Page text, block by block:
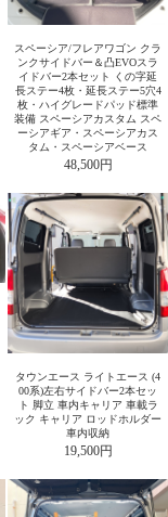
スペーシア/フレアワゴン クラ
ンクサイドバー＆凸EVOスラ
イドバー2本セット くの字延
長ステー4枚・延長ステー5穴4
枚・ハイグレードパッド標準
装備 スペーシアカスタム スペ
ーシアギア・スペーシアカス
タム・スペーシアベース
48,500円
タウンエース ライトエース (4
00系)左右サイドバー2本セッ
ト 脚立 車内キャリア 車載ラ
ック キャリア ロッドホルダー
車内収納
19,500円